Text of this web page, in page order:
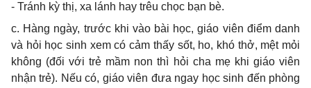
- Tránh kỳ thị, xa lánh hay trêu chọc bạn bè.
c. Hàng ngày, trước khi vào bài học, giáo viên điểm danh
và hỏi học sinh xem có cảm thấy sốt, ho, khó thở, mệt mỏi
không (đối với trẻ mầm non thì hỏi cha mẹ khi giáo viên
nhận trẻ). Nếu có, giáo viên đưa ngay học sinh đến phòng